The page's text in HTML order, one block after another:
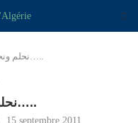
نحلم ونحلم ونحلم…..
نحلم ونحلم ونحلم…..
15 septembre 2011